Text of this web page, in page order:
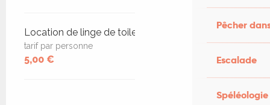
Pêcher
Escalade
Spéléologie
Location de linge de toilette
tarif par personne
5,00 €